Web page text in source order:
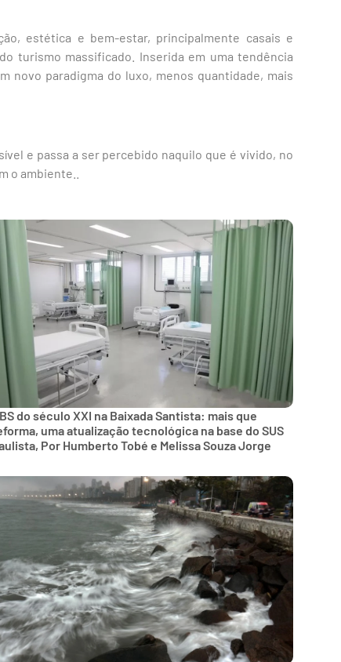
estética e bem-estar, principalmente casais e
turismo massificado. Inserida em uma tendência
novo paradigma do luxo, menos quantidade, mais
e passa a ser percebido naquilo que é vivido, no
o ambiente..
do século XXI na Baixada Santista: mais que
uma atualização tecnológica na base do SUS
Por Humberto Tobé e Melissa Souza Jorge